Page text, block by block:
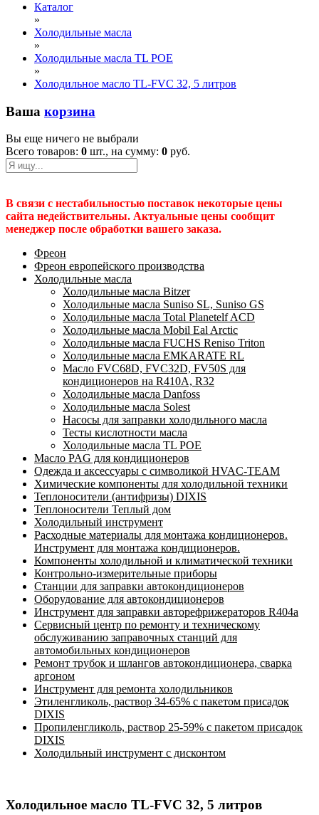
Каталог
»
Холодильные масла
»
Холодильные масла TL POE
»
Холодильное масло TL-FVC 32, 5 литров
Ваша корзина
Вы еще ничего не выбрали
Всего товаров: 0 шт., на сумму: 0 руб.
В связи с нестабильностью поставок некоторые цены
сайта недействительны. Актуальные цены сообщит
менеджер после обработки вашего заказа.
Фреон
Фреон европейского производства
Холодильные масла
Холодильные масла Bitzer
Холодильные масла Suniso SL, Suniso GS
Холодильные масла Total Planetelf ACD
Холодильные масла Mobil Eal Arctic
Холодильные масла FUCHS Reniso Triton
Холодильные масла EMKARATE RL
Масло FVC68D, FVC32D, FV50S для
кондиционеров на R410A, R32
Холодильные масла Danfoss
Холодильные масла Solest
Насосы для заправки холодильного масла
Тесты кислотности масла
Холодильные масла TL POE
Масло PAG для кондиционеров
Одежда и аксессуары с символикой HVAC-TEAM
Химические компоненты для холодильной техники
Теплоносители (антифризы) DIXIS
Теплоносители Теплый дом
Холодильный инструмент
Расходные материалы для монтажа кондиционеров.
Инструмент для монтажа кондиционеров.
Компоненты холодильной и климатической техники
Контрольно-измерительные приборы
Станции для заправки автокондиционеров
Оборудование для автокондиционеров
Инструмент для заправки авторефрижераторов R404a
Сервисный центр по ремонту и техническому
обслуживанию заправочных станций для
автомобильных кондиционеров
Ремонт трубок и шлангов автокондиционера, сварка
аргоном
Инструмент для ремонта холодильников
Этиленгликоль, раствор 34-65% с пакетом присадок
DIXIS
Пропиленгликоль, раствор 25-59% с пакетом присадок
DIXIS
Холодильный инструмент с дисконтом
Холодильное масло TL-FVC 32, 5 литров